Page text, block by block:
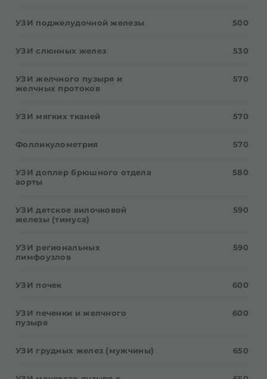
УЗИ поджелудочной железы 500
УЗИ слюнных желез 530
УЗИ желчного пузыря и
желчных протоков
570
УЗИ мягких тканей 570
Фолликулометрия 570
УЗИ доплер брюшного отдела
аорты
580
УЗИ детское вилочковой
железы (тимуса)
590
УЗИ региональных
лимфоузлов
590
УЗИ почек 600
УЗИ печенки и желчного
пузыря
600
УЗИ грудных желез (мужчины) 650